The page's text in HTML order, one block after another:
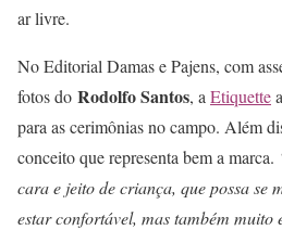
ar livre.
No Editorial Damas e Pajens, com
fotos do Rodolfo Santos, a Etiquette
para as cerimônias no campo. Além
conceito que representa bem a marca.
cara e jeito de criança, que possa se
estar confortável, mas também muito